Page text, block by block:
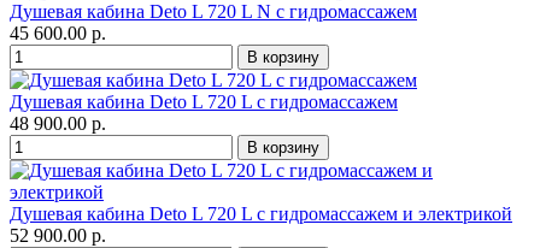
Душевая кабина Deto L 720 L N с гидромассажем
45 600.00 р.
Душевая кабина Deto L 720 L с гидромассажем
48 900.00 р.
Душевая кабина Deto L 720 L с гидромассажем и электрикой
52 900.00 р.